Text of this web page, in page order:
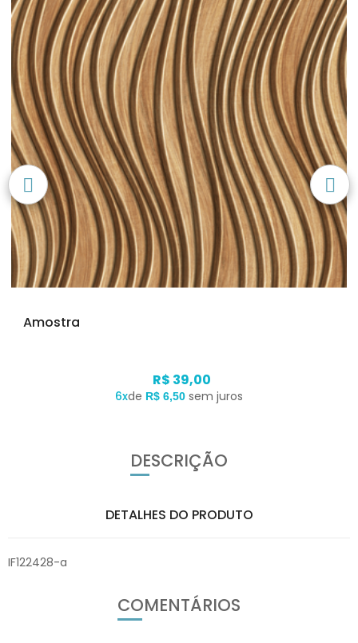
Amostra
R$ 39,00
6xde R$ 6,50 sem juros
DESCRIÇÃO
DETALHES DO PRODUTO
IF122428-a
COMENTÁRIOS